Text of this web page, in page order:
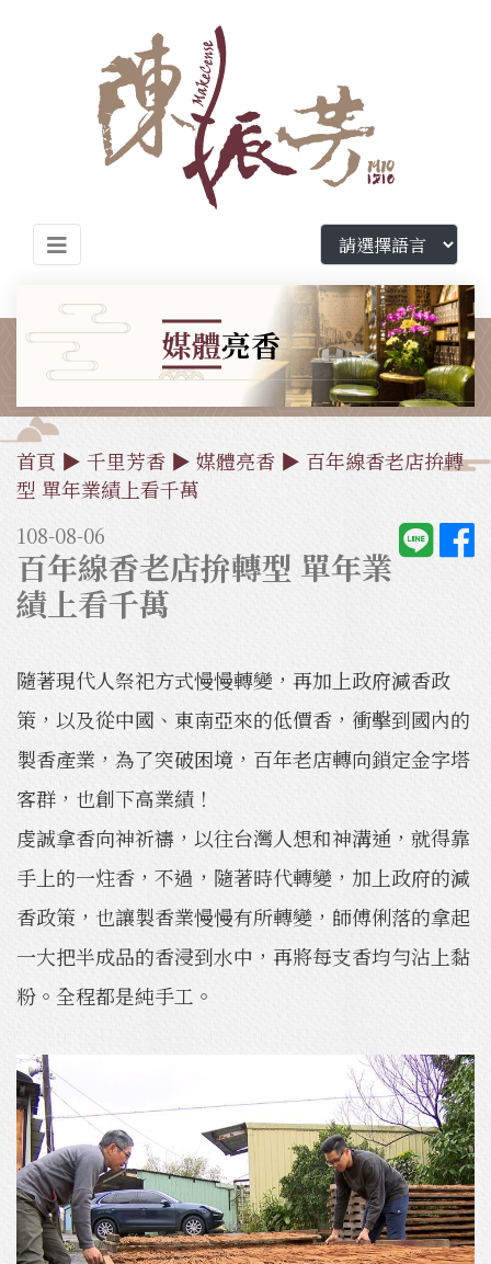
媒體亮香
首頁 ▶ 千里芳香 ▶ 媒體亮香 ▶ 百年線香老店拚轉
型 單年業績上看千萬
108-08-06
百年線香老店拚轉型 單年業
績上看千萬
隨著現代人祭祀方式慢慢轉變，再加上政府減香政
策，以及從中國、東南亞來的低價香，衝擊到國內的
製香產業，為了突破困境，百年老店轉向鎖定金字塔
客群，也創下高業績！
虔誠拿香向神祈禱，以往台灣人想和神溝通，就得靠
手上的一炷香，不過，隨著時代轉變，加上政府的減
香政策，也讓製香業慢慢有所轉變，師傅俐落的拿起
一大把半成品的香浸到水中，再將每支香均勻沾上黏
粉。全程都是純手工。